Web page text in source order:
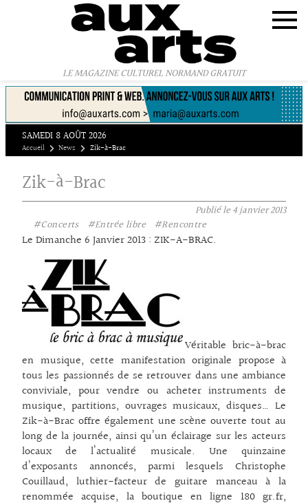
LE MAGAZINE CULTUREL NORMAND GRATUIT
SAMEDI 8 AOÛT 2026
Accueil News Zik-à-Brac
Zik-à-Brac
Publié le4 janvier 2013
#Concerts
#Entrée libre #Rencontre
Le Dimanche 6 Janvier 2013 : ZIK-A-BRAC.
Véritable bric-à-brac
en musique, cette manifestation originale propose à
tous les passionnés de se retrouver dans une ambiance
conviviale, pour vendre ou acheter instruments de
musique, partitions, ouvrages musicaux, disques… Le
Zik-à-Brac offre également une scène ouverte tout au
long de la journée, ainsi qu’un éclairage sur les acteurs
locaux de l’actualité musicale. Une quinzaine
d’exposants annoncés, parmi lesquels Christophe
Couillaud, luthier-facteur de guitare manceau à la
renommée acquise, la boutique en ligne 180 gr.fr,
Panneau de gestion des cookies